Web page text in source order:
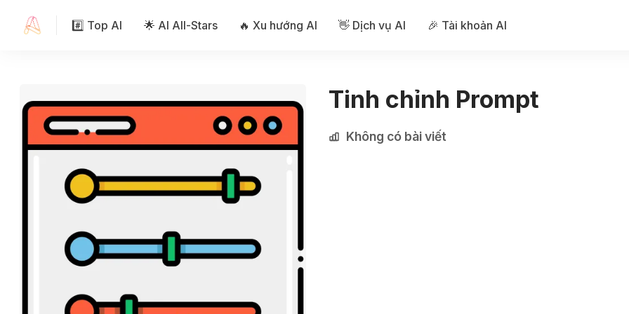
#️⃣ Top AI 🌟 AI All-Stars 🔥 Xu hướng AI 👋 Dịch vụ AI 🎉 Tài khoản AI
Tinh chỉnh Prompt
Không có bài viết